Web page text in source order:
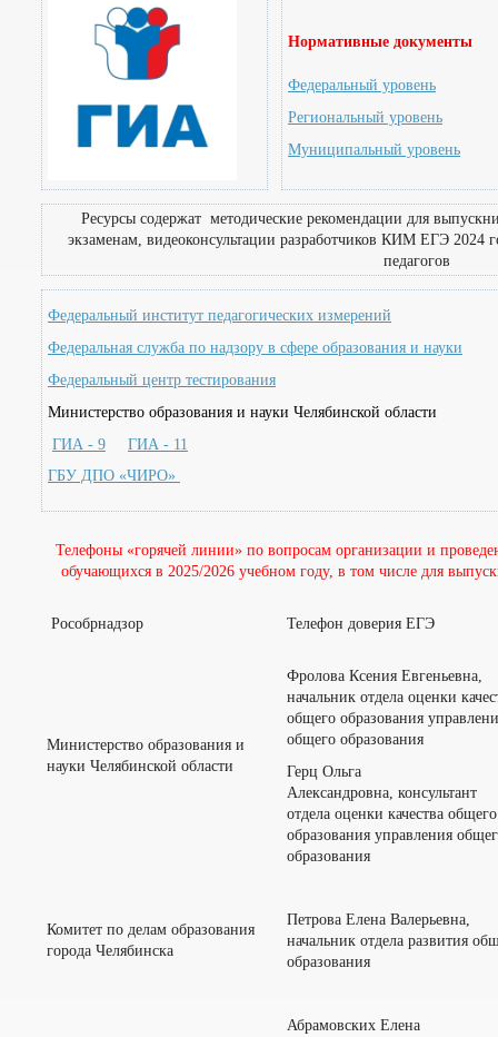
Нормативные документы
Федеральный уровень
Региональный уровень
Муниципальный уровень
Ресурсы содержат методические рекомендации для
экзаменам, видеоконсультации разработчиков КИМ ЕГЭ 2024
педагогов
Федеральный институт педагогических измерений
Федеральная служба по надзору в сфере образования и науки
Федеральный центр тестирования
Министерство образования и науки Челябинской области
ГИА - 9
ГИА - 11
ГБУ ДПО «ЧИРО»
Телефоны «горячей линии» по вопросам организации и
обучающихся в 2025/2026 учебном году, в том числе для
Рособрнадзор Телефон доверия ЕГЭ
Министерство образования и
науки Челябинской области
Фролова Ксения Евгеньевна,
начальник отдела оценки
общего образования
общего образования
Герц Ольга
Александровна, консультант
отдела оценки качества общего
образования управления
образования
Комитет по делам образования
города Челябинска
Петрова Елена Валерьевна,
начальник отдела развития
образования
Абрамовских Елена